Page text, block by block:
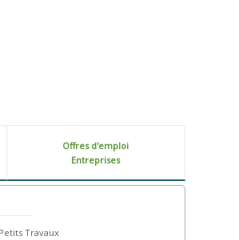
Offres d'emploi
Entreprises
Travaux